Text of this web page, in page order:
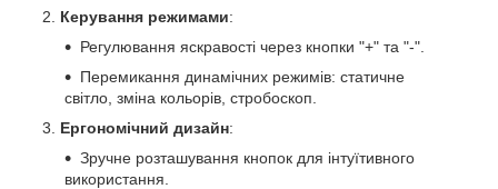
Керування режимами:
Регулювання яскравості через кнопки "+" та "-".
Перемикання динамічних режимів: статичне
світло, зміна кольорів, стробоскоп.
Ергономічний дизайн:
Зручне розташування кнопок для інтуїтивного
використання.